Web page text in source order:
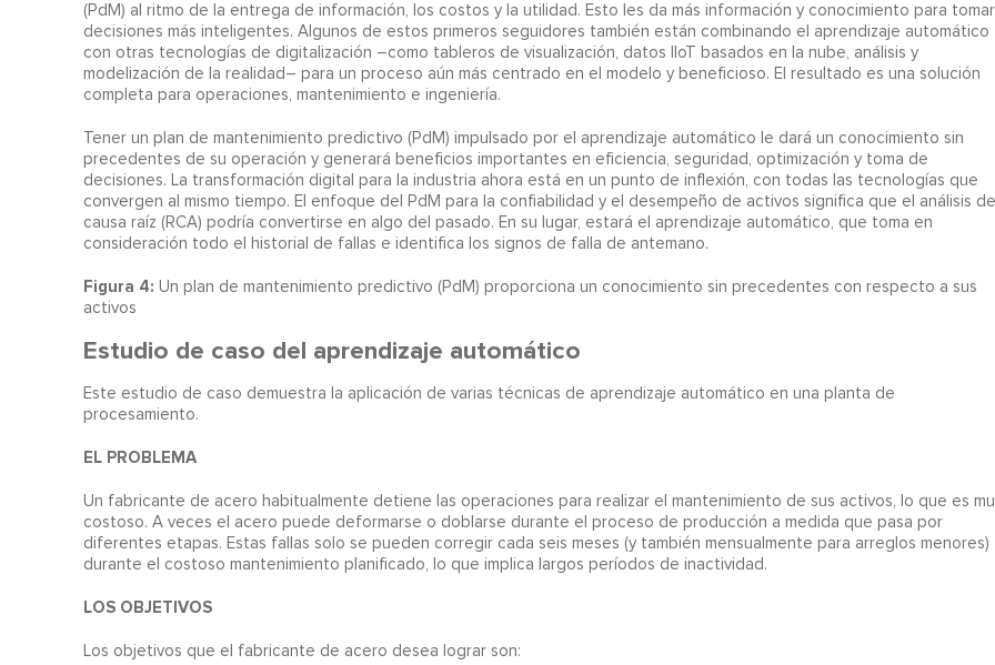
(PdM) al ritmo de la entrega de información, los costos y la utilidad. Esto les da más información y conocimiento para tomar
decisiones más inteligentes. Algunos de estos primeros seguidores también están combinando el aprendizaje automático
con otras tecnologías de digitalización –como tableros de visualización, datos IIoT basados en la nube, análisis y
modelización de la realidad– para un proceso aún más centrado en el modelo y beneficioso. El resultado es una solución
completa para operaciones, mantenimiento e ingeniería.
Tener un plan de mantenimiento predictivo (PdM) impulsado por el aprendizaje automático le dará un conocimiento sin
precedentes de su operación y generará beneficios importantes en eficiencia, seguridad, optimización y toma de
decisiones. La transformación digital para la industria ahora está en un punto de inflexión, con todas las tecnologías que
convergen al mismo tiempo. El enfoque del PdM para la confiabilidad y el desempeño de activos significa que el análisis de
causa raíz (RCA) podría convertirse en algo del pasado. En su lugar, estará el aprendizaje automático, que toma en
consideración todo el historial de fallas e identifica los signos de falla de antemano.
Figura 4: Un plan de mantenimiento predictivo (PdM) proporciona un conocimiento sin precedentes con respecto a sus
activos
Estudio de caso del aprendizaje automático
Este estudio de caso demuestra la aplicación de varias técnicas de aprendizaje automático en una planta de
procesamiento.
EL PROBLEMA
Un fabricante de acero habitualmente detiene las operaciones para realizar el mantenimiento de sus activos, lo que es
costoso. A veces el acero puede deformarse o doblarse durante el proceso de producción a medida que pasa por
diferentes etapas. Estas fallas solo se pueden corregir cada seis meses (y también mensualmente para arreglos menores)
durante el costoso mantenimiento planificado, lo que implica largos períodos de inactividad.
LOS OBJETIVOS
Los objetivos que el fabricante de acero desea lograr son: